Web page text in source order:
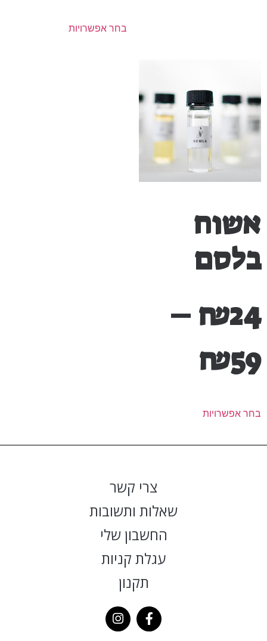
בחר אפשרויות
אשוח
בלסם
₪24
–
₪59
בחר אפשרויות
צרי קשר
שאלות ותשובות
החשבון שלי
עגלת קניות
תקנון